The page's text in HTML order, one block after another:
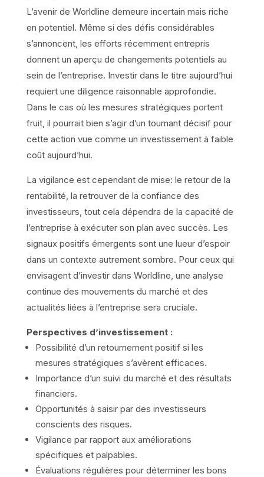
L’avenir de Worldline demeure incertain mais riche
en potentiel. Même si des défis considérables
s’annoncent, les efforts récemment entrepris
donnent un aperçu de changements potentiels au
sein de l’entreprise. Investir dans le titre aujourd’hui
requiert une diligence raisonnable approfondie.
Dans le cas où les mesures stratégiques portent
fruit, il pourrait bien s’agir d’un tournant décisif pour
cette action vue comme un investissement à faible
coût aujourd’hui.
La vigilance est cependant de mise: le retour de la
rentabilité, la retrouver de la confiance des
investisseurs, tout cela dépendra de la capacité de
l’entreprise à exécuter son plan avec succès. Les
signaux positifs émergents sont une lueur d’espoir
dans un contexte autrement sombre. Pour ceux qui
envisagent d’investir dans Worldline, une analyse
continue des mouvements du marché et des
actualités liées à l’entreprise sera cruciale.
Perspectives d’investissement :
Possibilité d’un retournement positif si les
mesures stratégiques s’avèrent efficaces.
Importance d’un suivi du marché et des résultats
financiers.
Opportunités à saisir par des investisseurs
conscients des risques.
Vigilance par rapport aux améliorations
spécifiques et palpables.
Évaluations régulières pour déterminer les bons